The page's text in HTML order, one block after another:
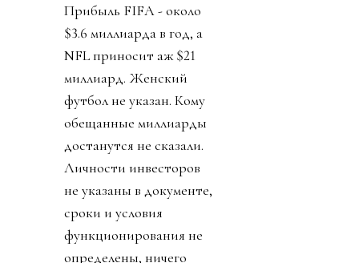
Прибыль FIFA - около
$3.6 миллиарда в год, а
NFL приносит аж $21
миллиард. Женский
футбол не указан. Кому
обещанные миллиарды
достанутся не сказали.
Личности инвесторов
не указаны в документе,
сроки и условия
функционирования не
определены, ничего